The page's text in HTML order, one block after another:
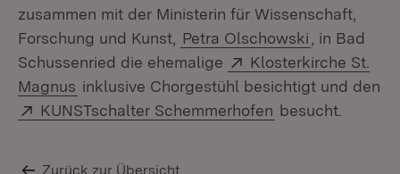
zusammen mit der Ministerin für Wissenschaft,
Forschung und Kunst, Petra Olschowski
, in Bad
Schussenried die ehemalige
Extern:
Klosterkirche St.
Magnus (Öffnet in neuem Fenster)
inklusive Chorgestühl besichtigt und den
Extern:
KUNSTschalter Schemmerhofen (Öffnet in
besucht.
Zurück zur Übersicht